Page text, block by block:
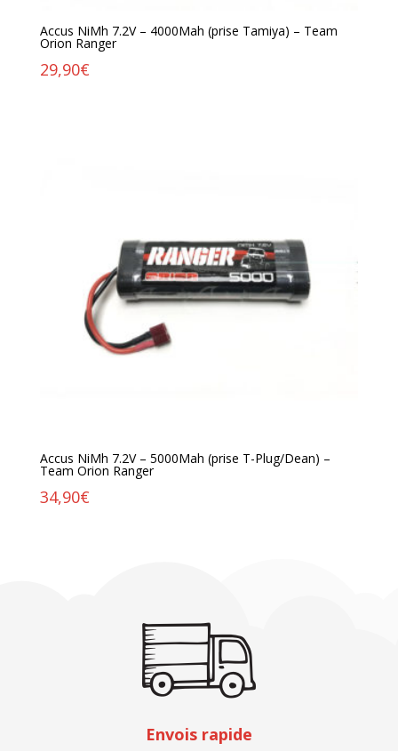
Accus NiMh 7.2V – 4000Mah (prise Tamiya) – Team
Orion Ranger
29,90€
Accus NiMh 7.2V – 5000Mah (prise T-Plug/Dean) –
Team Orion Ranger
34,90€
Envois rapide